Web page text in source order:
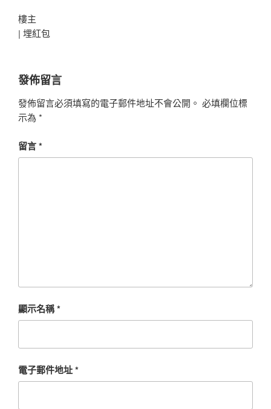
樓主
| 埋紅包
發佈留言
發佈留言必須填寫的電子郵件地址不會公開。 必填欄位標
示為 *
留言*
顯示名稱*
電子郵件地址*